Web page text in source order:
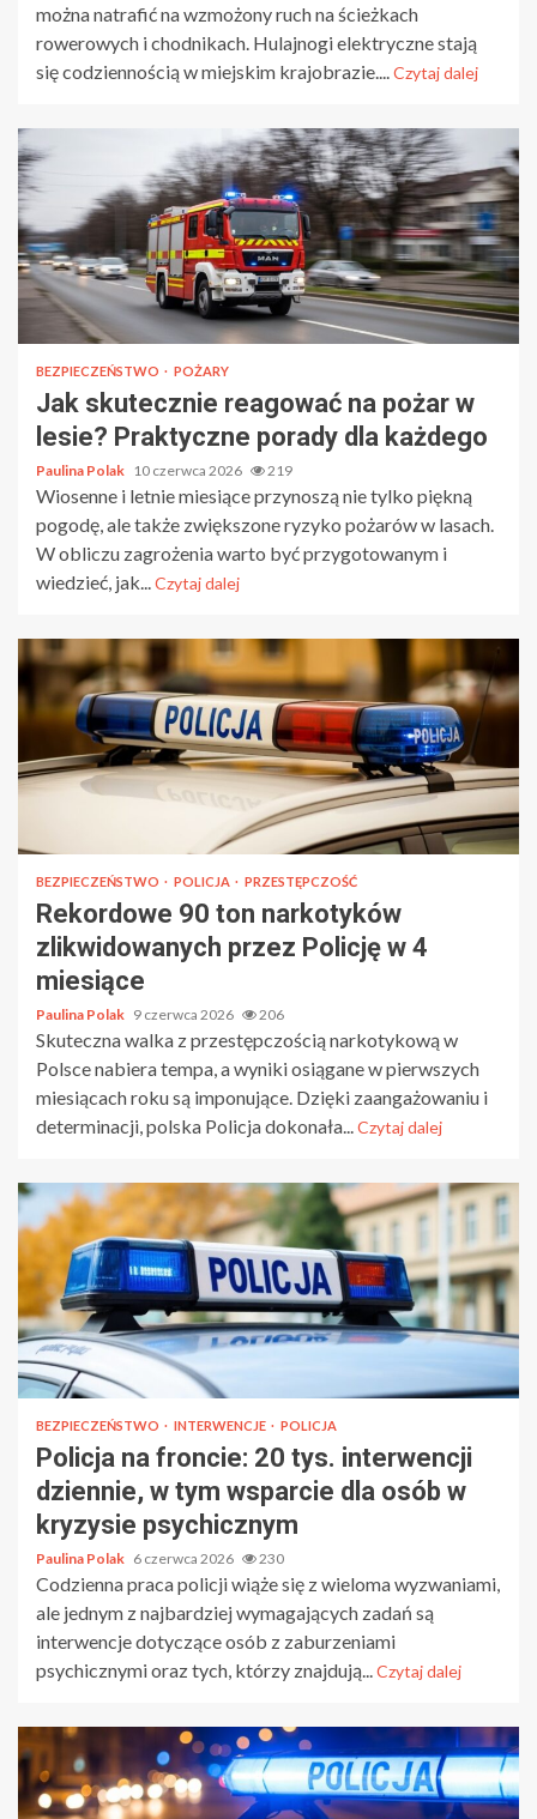
można natrafić na wzmożony ruch na ścieżkach
rowerowych i chodnikach. Hulajnogi elektryczne stają
się codziennością w miejskim krajobrazie....Czytaj dalej
BEZPIECZEŃSTWO POŻARY
Jak skutecznie reagować na pożar w
lesie? Praktyczne porady dla każdego
Paulina Polak 10 czerwca 2026 219
Wiosenne i letnie miesiące przynoszą nie tylko piękną
pogodę, ale także zwiększone ryzyko pożarów w lasach.
W obliczu zagrożenia warto być przygotowanym i
wiedzieć, jak...Czytaj dalej
BEZPIECZEŃSTWO POLICJA PRZESTĘPCZOŚĆ
Rekordowe 90 ton narkotyków
zlikwidowanych przez Policję w 4
miesiące
Paulina Polak 9 czerwca 2026 206
Skuteczna walka z przestępczością narkotykową w
Polsce nabiera tempa, a wyniki osiągane w pierwszych
miesiącach roku są imponujące. Dzięki zaangażowaniu i
determinacji, polska Policja dokonała...Czytaj dalej
BEZPIECZEŃSTWO INTERWENCJE POLICJA
Policja na froncie: 20 tys. interwencji
dziennie, w tym wsparcie dla osób w
kryzysie psychicznym
Paulina Polak 6 czerwca 2026 230
Codzienna praca policji wiąże się z wieloma wyzwaniami,
ale jednym z najbardziej wymagających zadań są
interwencje dotyczące osób z zaburzeniami
psychicznymi oraz tych, którzy znajdują...Czytaj dalej